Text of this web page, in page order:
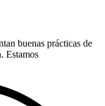
buenas prácticas de
Estamos